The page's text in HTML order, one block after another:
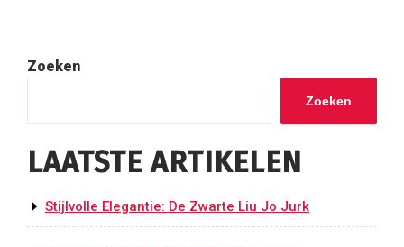
Zoeken
Zoeken
LAATSTE ARTIKELEN
Stijlvolle Elegantie: De Zwarte Liu Jo Jurk